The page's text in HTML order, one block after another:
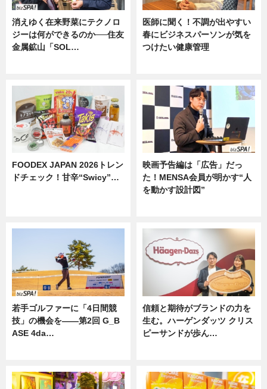
消えゆく在来野菜にテクノロ
ジーは何ができるのか──住友
金属鉱山「SOL…
医師に聞く！不調が出やすい
春にビジネスパーソンが気を
つけたい健康管理
FOODEX JAPAN 2026トレン
ドチェック！甘辛“Swicy”…
映画予告編は「広告」だっ
た！MENSA会員が明かす“人
を動かす設計図”
若手ゴルファーに「4日間競
技」の機会を——第2回 G_B
ASE 4da…
信頼と期待がブランドの力を
生む。ハーゲンダッツ クリス
ピーサンドが歩ん…